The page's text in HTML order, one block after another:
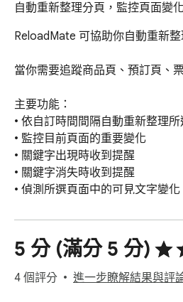
自動重新整理分頁，監控頁面變
ReloadMate 可協助你自動重新
當你需要追蹤商品頁、預訂頁、
主要功能：
• 依自訂時間間隔自動重新整理
• 監控目前頁面的重要變化
• 關鍵字出現時收到提醒
• 關鍵字消失時收到提醒
• 偵測所選頁面中的可見文字變化
• 監控符合條件後停止重新整理任
• 在歷史記錄中查看重新整理與監
• 使用瀏覽器通知和聲音提醒
5 分 (滿分 5 分)
4 個評分 進一步瞭解結果與評